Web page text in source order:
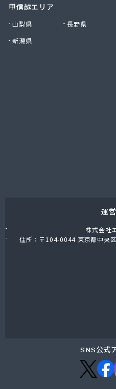
吉野住宅設備機器有限会社
久留米エル・ピー・ガス
久留米ガス株式会社
九工ガス株式会社 福岡
九石プロパンガス株式会
古賀政商店
江藤石油株式会社 浮羽営
甲信越エリア
山梨県
長野県
新潟県
運
株式会社
住所：〒104-0044 東京都中央
SNS公式